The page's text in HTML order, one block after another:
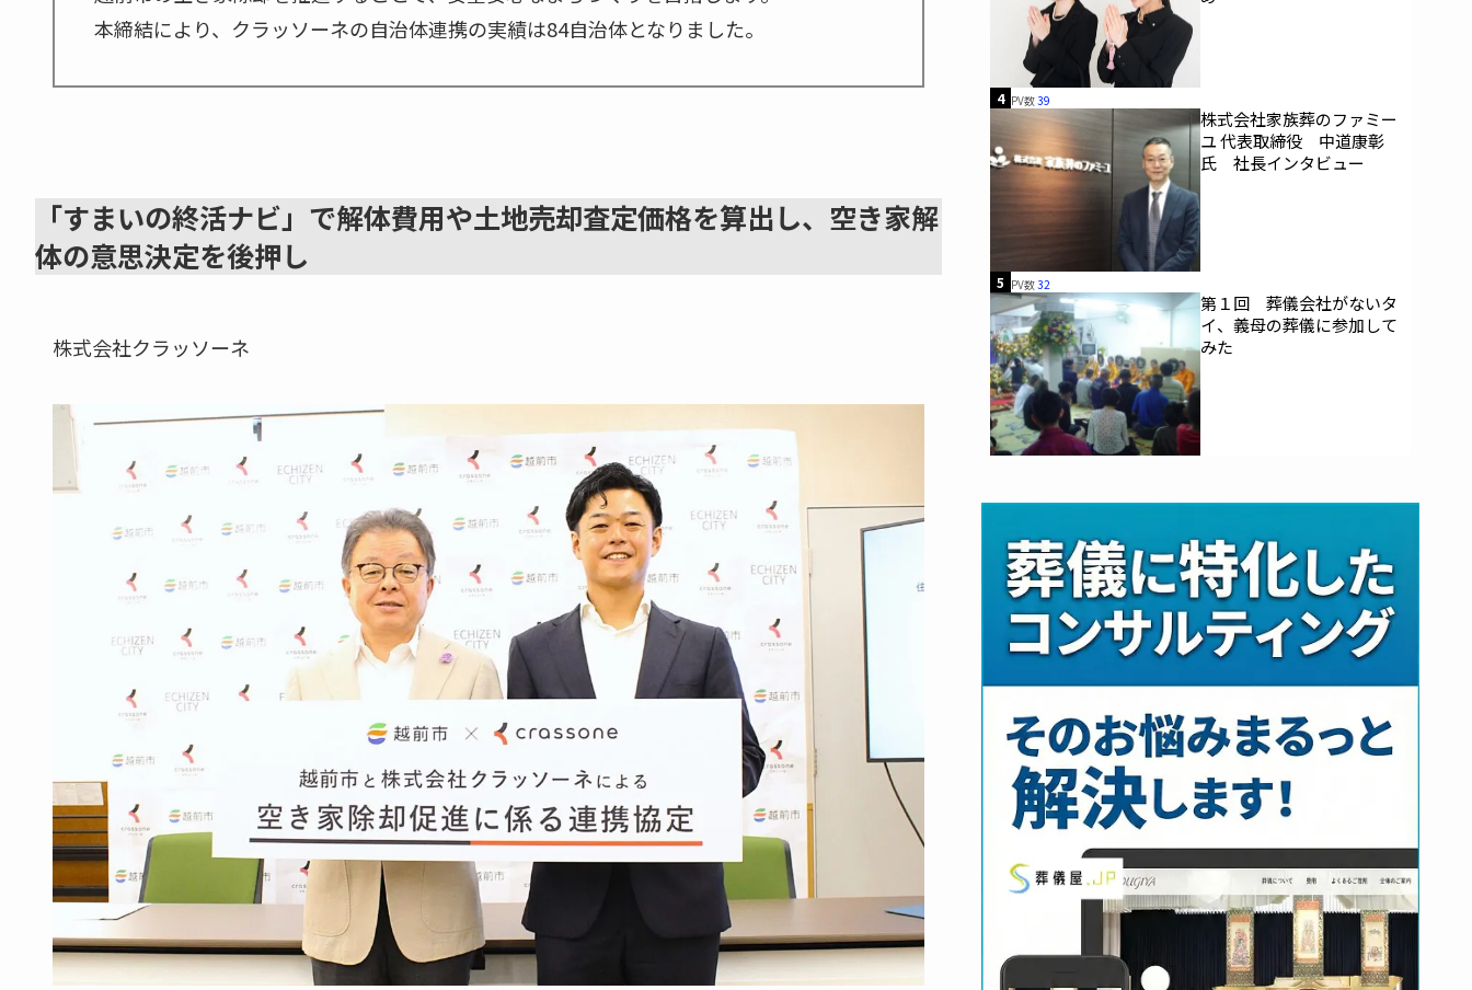
本締結により、クラッソーネの自治体連携の実績は84自治体となりました。
「すまいの終活ナビ」で解体費用や土地売却査定価格を算出し、空き家解
体の意思決定を後押し
株式会社クラッソーネ
4 PV数39
株式会社家族葬のファミー
ユ 代表取締役 中道康彰
氏 社長インタビュー
5 PV数32
第１回 葬儀会社がないタ
イ、義母の葬儀に参加して
みた